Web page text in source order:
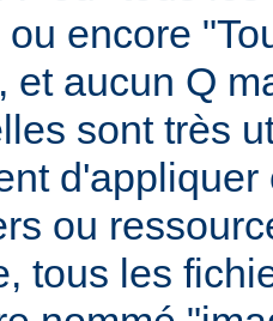
ou encore
et aucun Q
sont très
ou
tous les